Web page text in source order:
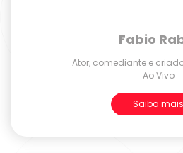
Fabio
Ator, comediante e
Ao Vivo
Saiba mais